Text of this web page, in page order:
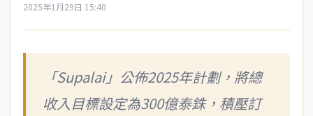
2025年1月29日 15:40
「Supalai」公佈2025年計劃，將總
收入目標設定為300億泰銖，積壓訂